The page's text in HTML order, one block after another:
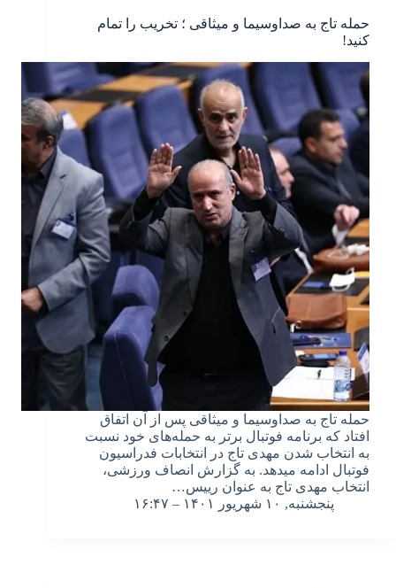
حمله تاج به صداوسیما و میثاقی ؛ تخریب را تمام
کنید!
حمله تاج به صداوسیما و میثاقی پس از آن اتفاق
افتاد که برنامه فوتبال برتر به حمله‌های خود نسبت
به انتخاب شدن مهدی تاج در انتخابات فدراسیون
فوتبال ادامه میدهد. به گزارش انصاف ورزشی،
انتخاب مهدی تاج به عنوان رییس…
پنجشنبه, ۱۰ شهریور ۱۴۰۱ – ۱۶:۴۷